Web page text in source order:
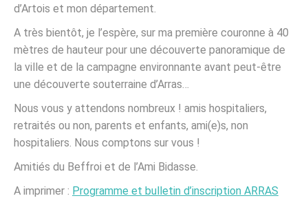
d’Artois et mon département.
A très bientôt, je l’espère, sur ma première couronne à 40
mètres de hauteur pour une découverte panoramique de
la ville et de la campagne environnante avant peut-être
une découverte souterraine d’Arras…
Nous vous y attendons nombreux ! amis hospitaliers,
retraités ou non, parents et enfants, ami(e)s, non
hospitaliers. Nous comptons sur vous !
Amitiés du Beffroi et de l’Ami Bidasse.
A imprimer : Programme et bulletin d’inscription ARRAS